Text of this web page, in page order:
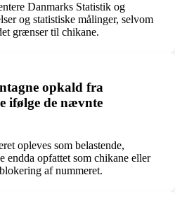
Danmarks Statistik og
og statistiske målinger, selvom
grænser til chikane.
opkald fra
ifølge de nævnte
opleves som belastende,
opfattet som chikane eller
af nummeret.